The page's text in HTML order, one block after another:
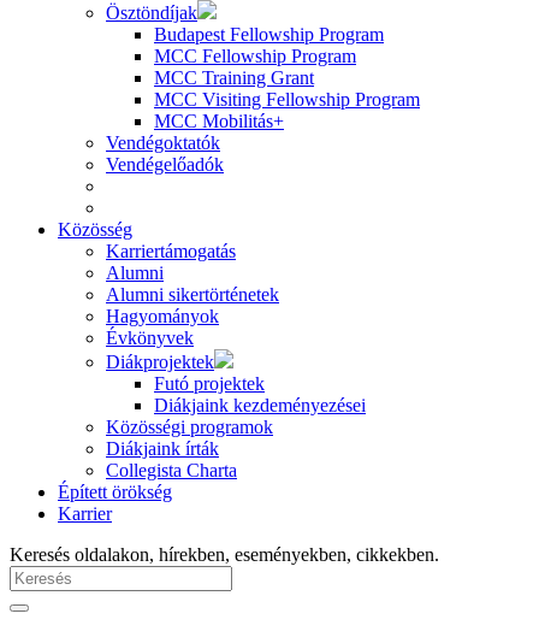
Ösztöndíjak
Budapest Fellowship Program
MCC Fellowship Program
MCC Training Grant
MCC Visiting Fellowship Program
MCC Mobilitás+
Vendégoktatók
Vendégelőadók
Közösség
Karriertámogatás
Alumni
Alumni sikertörténetek
Hagyományok
Évkönyvek
Diákprojektek
Futó projektek
Diákjaink kezdeményezései
Közösségi programok
Diákjaink írták
Collegista Charta
Épített örökség
Karrier
Keresés oldalakon, hírekben, eseményekben, cikkekben.